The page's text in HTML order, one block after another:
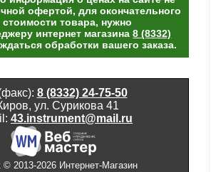
офертой, для окончательного
товара, нужно
интернет магазина8 (8332)
обработки вашего заказа.
8 (8332) 24-75-50
ул. Сурикова 41
43.instrument@mail.ru
© 2013-2026 Интернет-Магазин